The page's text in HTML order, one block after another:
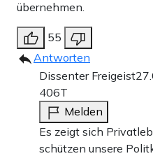
übernehmen.
55
Antworten
Dissenter Freigeist
406T
Melden
Es zeigt sich
schützen unsere